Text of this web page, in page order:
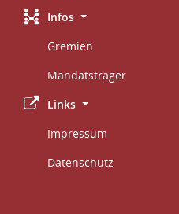
Infos
Gremien
Mandatsträger
Links
Impressum
Datenschutz